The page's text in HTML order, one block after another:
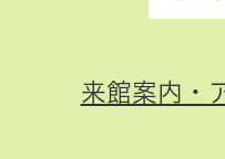
来館案内・